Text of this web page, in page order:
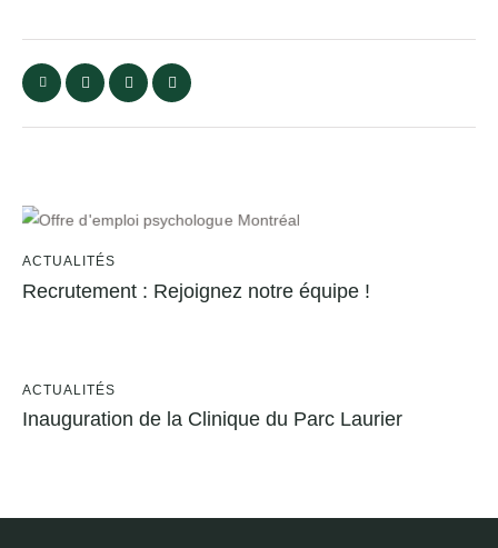
ACTUALITÉS
Recrutement : Rejoignez notre équipe !
ACTUALITÉS
Inauguration de la Clinique du Parc Laurier